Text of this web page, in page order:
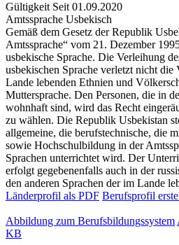
Gültigkeit Seit 01.09.2020
Amtssprache Usbekisch
Gemäß dem Gesetz der Republik
Amtssprache“ vom 21. Dezember
usbekische Sprache. Die Verleihung
usbekischen Sprache verletzt nicht die
Lande lebenden Ethnien und
Muttersprache. Den Personen, die in
wohnhaft sind, wird das Recht
zu wählen. Die Republik Usbekistan
allgemeine, die berufstechnische, die
sowie Hochschulbildung in der
Sprachen unterrichtet wird. Der
erfolgt gegebenenfalls auch in der
den anderen Sprachen der im Lande
Länderprofil als PDF Berufsprofil
Abbildung zum Berufsbildungssystem
KB